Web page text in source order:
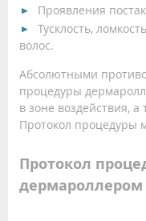
Проявления
Тусклость,
волос.
Абсолютными
процедуры
в зоне воздействия,
Протокол процедуры
Протокол
дермароллером